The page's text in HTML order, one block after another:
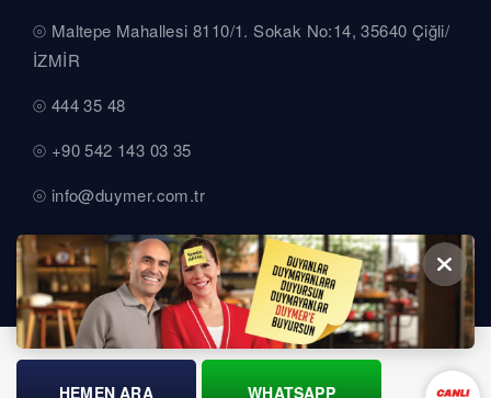
Maltepe Mahallesi 8110/1. Sokak No:14, 35640 Çiğli/
İZMİR
444 35 48
+90 542 143 03 35
info@duymer.com.tr
HEMEN ARA WHATSAPP